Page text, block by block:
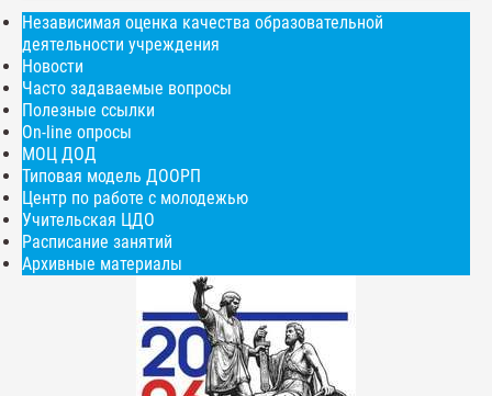
Независимая оценка качества образовательной
деятельности учреждения
Новости
Часто задаваемые вопросы
Полезные ссылки
On-line опросы
МОЦ ДОД
Типовая модель ДООРП
Центр по работе с молодежью
Учительская ЦДО
Расписание занятий
Архивные материалы